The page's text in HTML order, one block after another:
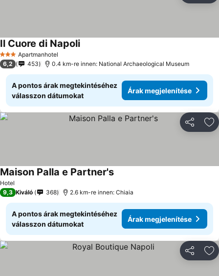
3 KategóriaApartmanhotel
Il Cuore di Napoli
6,2 453 0.4 km-re innen: National Archaeological Museum
A pontos árak megtekintéséhez
válasszon dátumokat
Árak megjelenítése
Hotel
Maison Palla e Partner's
9,3 Kiváló 368 2.6 km-re innen: Chiaia
A pontos árak megtekintéséhez
válasszon dátumokat
Árak megjelenítése